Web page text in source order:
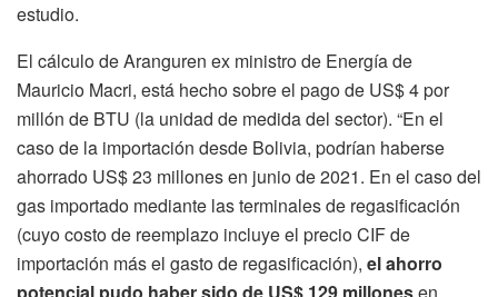
estudio.
El cálculo de Aranguren ex ministro de Energía de
Mauricio Macri, está hecho sobre el pago de US$ 4 por
millón de BTU (la unidad de medida del sector). “En el
caso de la importación desde Bolivia, podrían haberse
ahorrado US$ 23 millones en junio de 2021. En el caso del
gas importado mediante las terminales de regasificación
(cuyo costo de reemplazo incluye el precio CIF de
importación más el gasto de regasificación), el ahorro